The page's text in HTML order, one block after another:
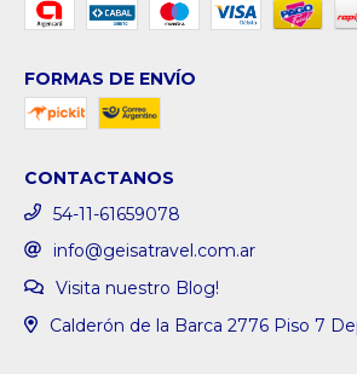
FORMAS DE ENVÍO
CONTACTANOS
54-11-61659078
info@geisatravel.com.ar
Visita nuestro Blog!
Calderón de la Barca 2776 Piso 7